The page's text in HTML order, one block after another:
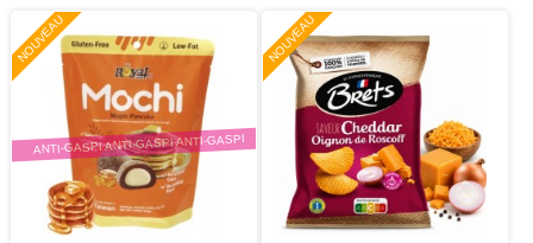
NOUVEAU
ANTI-GASPI ANTI-GASPI ANTI-GASPI
NOUVEAU